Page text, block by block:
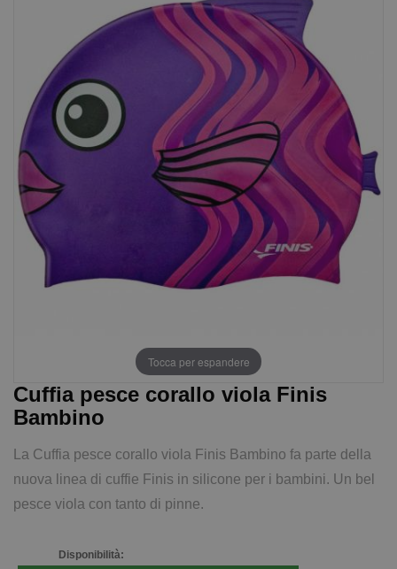
Tocca per espandere
Cuffia pesce corallo viola Finis
Bambino
La Cuffia pesce corallo viola Finis Bambino fa parte della
nuova linea di cuffie Finis in silicone per i bambini. Un bel
pesce viola con tanto di pinne.
Disponibilità: